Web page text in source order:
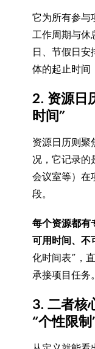
它为所有参与
工作周期与休
日、节假日
体的起止时间
2. 资源日
时间”
资源日历则聚
况，它记录的
会议室等）在
段。
每个资源都有
可用时间、不
化时间表”，
承接项目任务。
3. 二者核
“个性限制